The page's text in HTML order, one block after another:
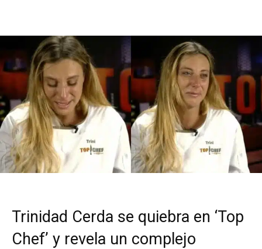
Trinidad Cerda se quiebra en ‘Top
Chef’ y revela un complejo